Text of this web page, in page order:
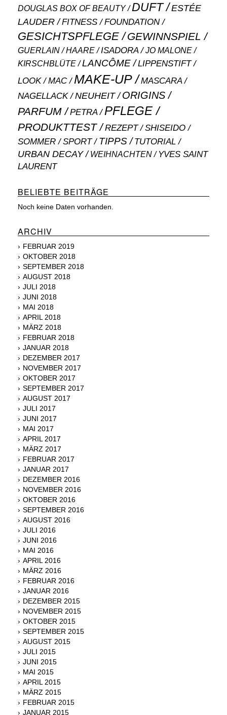
DOUGLAS BOX OF BEAUTY DUFT
ESTÉE
LAUDER
FITNESS FOUNDATION
GESICHTSPFLEGE GEWINNSPIEL
GUERLAIN HAARE ISADORA JO MALONE
KIRSCHBLÜTE LANCÔME LIPPENSTIFT
LOOK MAC MAKE-UP MASCARA
NAGELLACK NEUHEIT ORIGINS
PARFUM PETRA PFLEGE
PRODUKTTEST REZEPT SHISEIDO
SOMMER SPORT TIPPS TUTORIAL
URBAN DECAY WEIHNACHTEN
YVES SAINT
LAURENT
BELIEBTE BEITRÄGE
Noch keine Daten vorhanden.
ARCHIV
FEBRUAR 2019
OKTOBER 2018
SEPTEMBER 2018
AUGUST 2018
JULI 2018
JUNI 2018
MAI 2018
APRIL 2018
MÄRZ 2018
FEBRUAR 2018
JANUAR 2018
DEZEMBER 2017
NOVEMBER 2017
OKTOBER 2017
SEPTEMBER 2017
AUGUST 2017
JULI 2017
JUNI 2017
MAI 2017
APRIL 2017
MÄRZ 2017
FEBRUAR 2017
JANUAR 2017
DEZEMBER 2016
NOVEMBER 2016
OKTOBER 2016
SEPTEMBER 2016
AUGUST 2016
JULI 2016
JUNI 2016
MAI 2016
APRIL 2016
MÄRZ 2016
FEBRUAR 2016
JANUAR 2016
DEZEMBER 2015
NOVEMBER 2015
OKTOBER 2015
SEPTEMBER 2015
AUGUST 2015
JULI 2015
JUNI 2015
MAI 2015
APRIL 2015
MÄRZ 2015
FEBRUAR 2015
JANUAR 2015